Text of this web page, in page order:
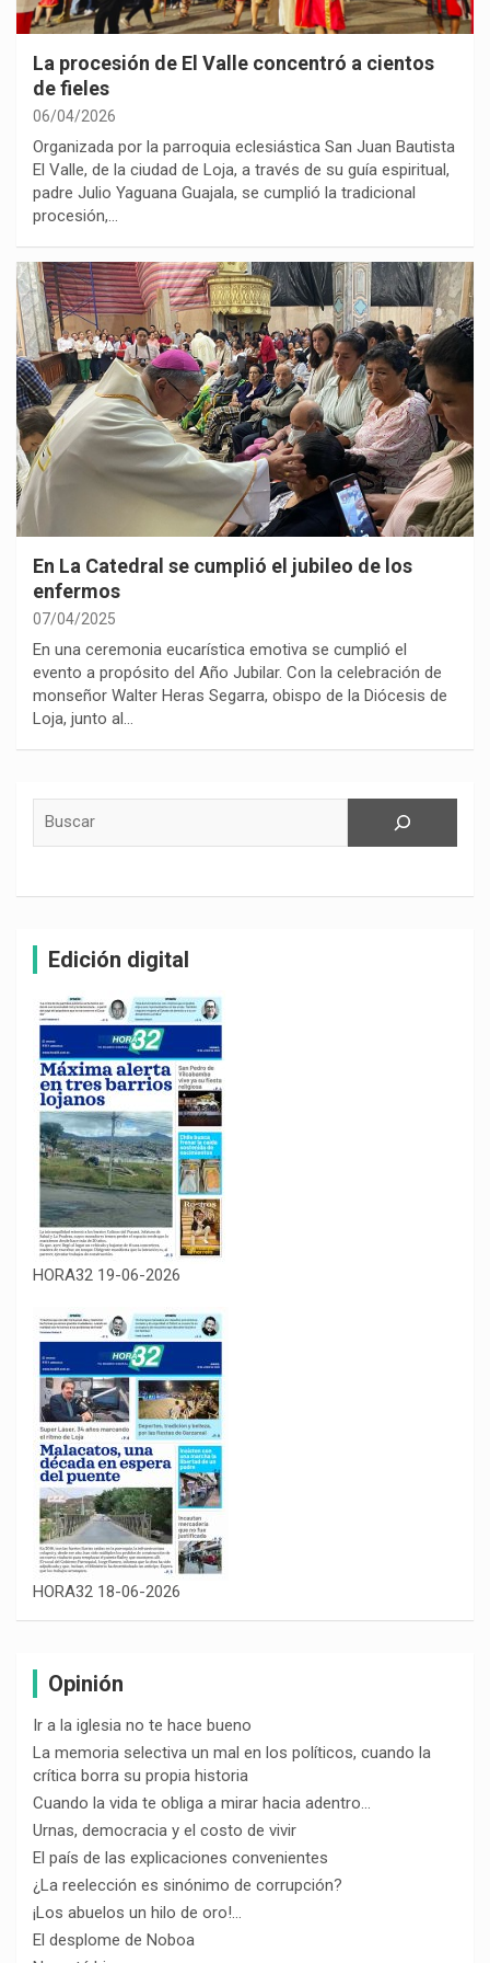
La procesión de El Valle concentró a cientos
de fieles
06/04/2026
Organizada por la parroquia eclesiástica San Juan Bautista
El Valle, de la ciudad de Loja, a través de su guía espiritual,
padre Julio Yaguana Guajala, se cumplió la tradicional
procesión,…
En La Catedral se cumplió el jubileo de los
enfermos
07/04/2025
En una ceremonia eucarística emotiva se cumplió el
evento a propósito del Año Jubilar. Con la celebración de
monseñor Walter Heras Segarra, obispo de la Diócesis de
Loja, junto al…
Edición digital
HORA32 19-06-2026
HORA32 18-06-2026
Opinión
Ir a la iglesia no te hace bueno
La memoria selectiva un mal en los políticos, cuando la
crítica borra su propia historia
Cuando la vida te obliga a mirar hacia adentro…
Urnas, democracia y el costo de vivir
El país de las explicaciones convenientes
¿La reelección es sinónimo de corrupción?
¡Los abuelos un hilo de oro!…
El desplome de Noboa